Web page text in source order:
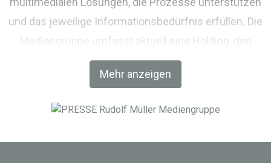
Mehr anzeigen
und das jeweilige Informationsbedürfnis erfüllen. Die
Mediengruppe umfasst aktuell eine Holding, den
Fachverlag RM Rudolf Müller Medien und mit der BIM
World MUNICH eine Netzwerkplattform für Akteure der